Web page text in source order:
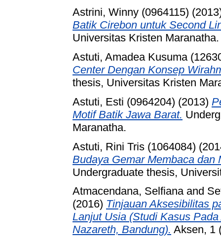
Astrini, Winny (0964115)
Batik Cirebon untuk Second
Universitas Kristen Maranatha.
Astuti, Amadea Kusuma
Center Dengan Konsep
thesis, Universitas Kristen
Astuti, Esti (0964204) (2013)
Motif Batik Jawa Barat.
Maranatha.
Astuti, Rini Tris (1064084)
Budaya Gemar Membaca
Undergraduate thesis,
Atmacendana, Selfianaand
(2016) Tinjauan Aksesibilitas
Lanjut Usia (Studi Kasus
Nazareth, Bandung). Aksen, 1